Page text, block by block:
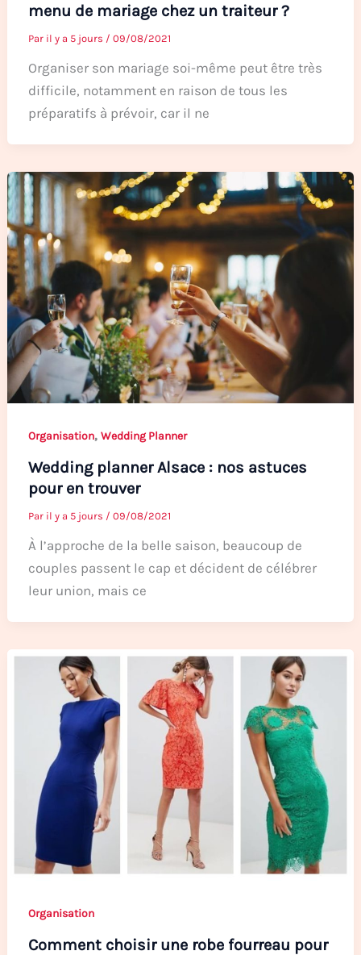
menu de mariage chez un traiteur ?
Par il y a 5 jours / 09/08/2021
Organiser son mariage soi-même peut être très
difficile, notamment en raison de tous les
préparatifs à prévoir, car il ne
Organisation, Wedding Planner
Wedding planner Alsace : nos astuces
pour en trouver
Par il y a 5 jours / 09/08/2021
À l’approche de la belle saison, beaucoup de
couples passent le cap et décident de célébrer
leur union, mais ce
Organisation
Comment choisir une robe fourreau pour